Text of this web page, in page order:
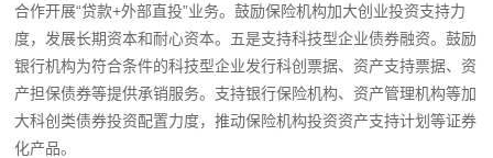
合作开展“贷款+外部直投”业务。鼓励保险机构加大创业投资支持力
度，发展长期资本和耐心资本。五是支持科技型企业债券融资。鼓励
银行机构为符合条件的科技型企业发行科创票据、资产支持票据、资
产担保债券等提供承销服务。支持银行保险机构、资产管理机构等加
大科创类债券投资配置力度，推动保险机构投资资产支持计划等证券
化产品。